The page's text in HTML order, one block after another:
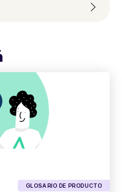
GLOSARIO DE PRODUCTO